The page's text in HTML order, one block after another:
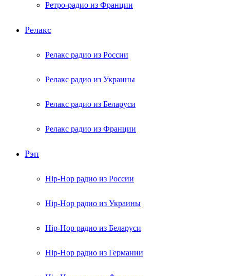
Ретро-радио из Франции
Релакс
Релакс радио из России
Релакс радио из Украины
Релакс радио из Беларуси
Релакс радио из Франции
Рэп
Hip-Hop радио из России
Hip-Hop радио из Украины
Hip-Hop радио из Беларуси
Hip-Hop радио из Германии